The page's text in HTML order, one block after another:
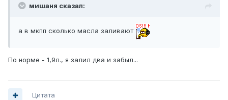
мишаня сказал:
а в мкпп сколько масла заливают
По норме - 1,9л., я залил два и забыл...
Цитата